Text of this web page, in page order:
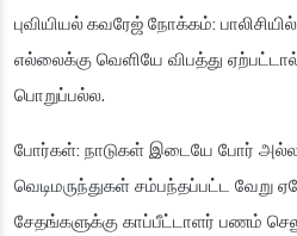
புவியியல் கவரேஜ் நோக்கம்:
எல்லைக்கு வெளியே விபத்து
பொறுப்பல்ல.
போர்கள்: நாடுகள் இடையே போர்
வெடிமருந்துகள் சம்பந்தப்பட்ட வேறு
சேதங்களுக்கு காப்பீட்டாளர் பணம்